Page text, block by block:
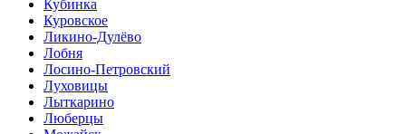
Кубинка
Куровское
Ликино-Дулёво
Лобня
Лосино-Петровский
Луховицы
Лыткарино
Люберцы